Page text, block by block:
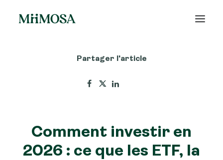
Découvrir MiiMOSA
Partager l'article
Comment investir en
2026 : ce que les ETF, la